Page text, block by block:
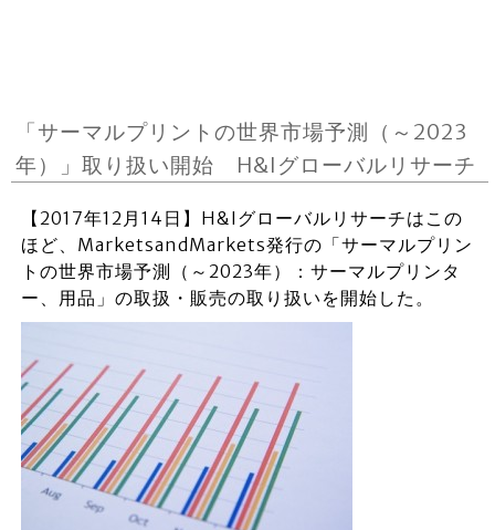
「サーマルプリントの世界市場予測（～2023
年）」取り扱い開始 H&Iグローバルリサーチ
【2017年12月14日】H&Iグローバルリサーチはこの
ほど、MarketsandMarkets発行の「サーマルプリン
トの世界市場予測（～2023年）：サーマルプリンタ
ー、用品」の取扱・販売の取り扱いを開始した。